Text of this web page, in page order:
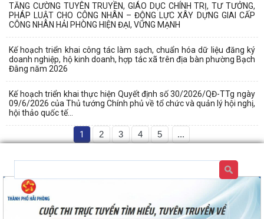
TĂNG CƯỜNG TUYÊN TRUYỀN, GIÁO DỤC CHÍNH TRỊ, TƯ TƯỞNG,
PHÁP LUẬT CHO CÔNG NHÂN – ĐỘNG LỰC XÂY DỰNG GIAI CẤP
CÔNG NHÂN HẢI PHÒNG HIỆN ĐẠI, VỮNG MẠNH
Kế hoạch triển khai công tác làm sạch, chuẩn hóa dữ liệu đăng ký
doanh nghiệp, hộ kinh doanh, hợp tác xã trên địa bàn phường Bạch
Đằng năm 2026
Kế hoạch triển khai thực hiện Quyết định số 30/2026/QĐ-TTg ngày
09/6/2026 của Thủ tướng Chính phủ về tổ chức và quản lý hội nghị,
hội thảo quốc tế...
1 2 3 4 5 ...